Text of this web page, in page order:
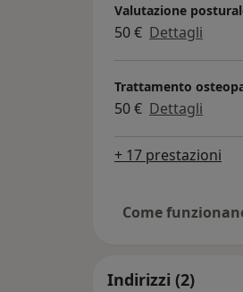
Valutazione
50 € Dettagli
Trattamento
50 € Dettagli
+ 17 prestazioni
Come
Indirizzi (2)